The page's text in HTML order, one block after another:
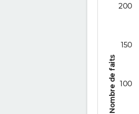
Nombre de faits 100
150
200